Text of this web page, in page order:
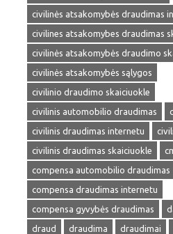
civilinės atsakomybės draudimas
civilines atsakomybes draudimas
civilinės atsakomybės draudimo
civilinės atsakomybės sąlygos
civilinio draudimo skaiciuokle
civilinis automobilio draudimas
civilinis draudimas internetu
civilinis draudimas skaiciuokle
compensa automobilio draudimas
compensa draudimas internetu
compensa gyvybės draudimas
draud
draudima draudimai